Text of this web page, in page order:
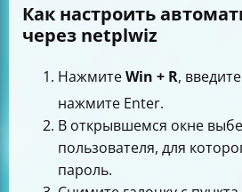
Как настроить
через netplwiz
НажмитеWin + R, введите
нажмите Enter.
В открывшемся окне
пользователя, для
пароль.